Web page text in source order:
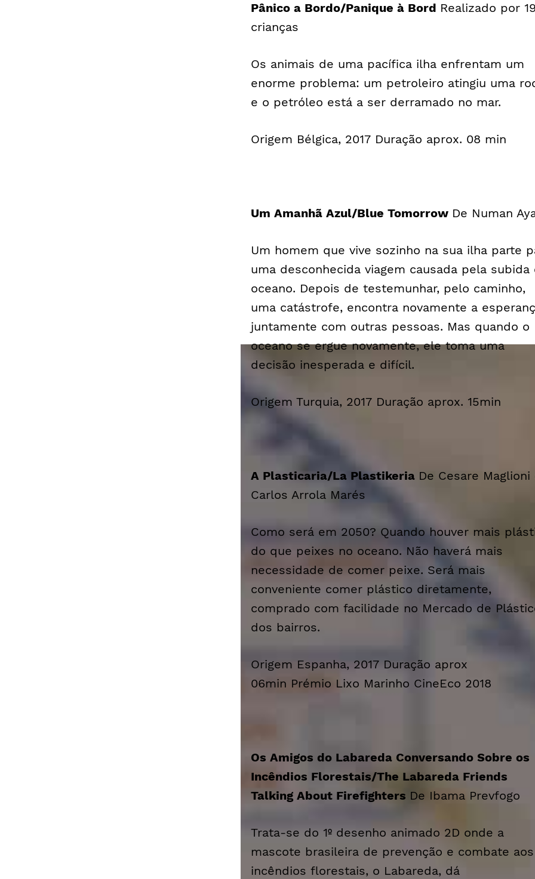
Pânico a Bordo/Panique à Bord Realizado por 19
crianças
Os animais de uma pacífica ilha enfrentam um
enorme problema: um petroleiro atingiu uma
e o petróleo está a ser derramado no mar.
Origem Bélgica, 2017 Duração aprox. 08 min
Um Amanhã Azul/Blue Tomorrow De Numan
Um homem que vive sozinho na sua ilha parte
uma desconhecida viagem causada pela subida
oceano. Depois de testemunhar, pelo caminho,
uma catástrofe, encontra novamente a
juntamente com outras pessoas. Mas quando o
oceano se ergue novamente, ele toma uma
decisão inesperada e difícil.
Origem Turquia, 2017 Duração aprox. 15min
A Plasticaria/La Plastikeria De Cesare Maglioni
Carlos Arrola Marés
Como será em 2050? Quando houver mais
do que peixes no oceano. Não haverá mais
necessidade de comer peixe. Será mais
conveniente comer plástico diretamente,
comprado com facilidade no Mercado de
dos bairros.
Origem Espanha, 2017 Duração aprox
06min Prémio Lixo Marinho CineEco 2018
Os Amigos do Labareda Conversando Sobre os
Incêndios Florestais/The Labareda Friends
Talking About Firefighters De Ibama Prevfogo
Trata-se do 1º desenho animado 2D onde a
mascote brasileira de prevenção e combate aos
incêndios florestais, o Labareda, dá